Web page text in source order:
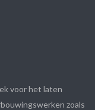
voor het laten
zoals